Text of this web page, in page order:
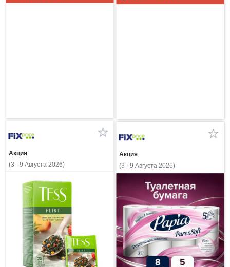
Акция
(3 - 9 Августа 2026)
Акция
(3 - 9 Августа 2026)